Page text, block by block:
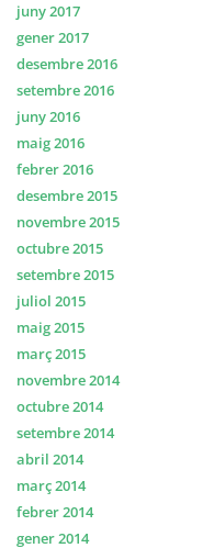
juny 2017
gener 2017
desembre 2016
setembre 2016
juny 2016
maig 2016
febrer 2016
desembre 2015
novembre 2015
octubre 2015
setembre 2015
juliol 2015
maig 2015
març 2015
novembre 2014
octubre 2014
setembre 2014
abril 2014
març 2014
febrer 2014
gener 2014